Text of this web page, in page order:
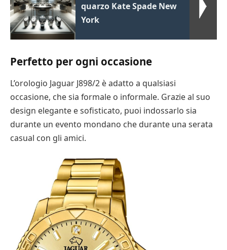
quarzo Kate Spade New
York
Perfetto per ogni occasione
L’orologio Jaguar J898/2 è adatto a qualsiasi
occasione, che sia formale o informale. Grazie al suo
design elegante e sofisticato, puoi indossarlo sia
durante un evento mondano che durante una serata
casual con gli amici.